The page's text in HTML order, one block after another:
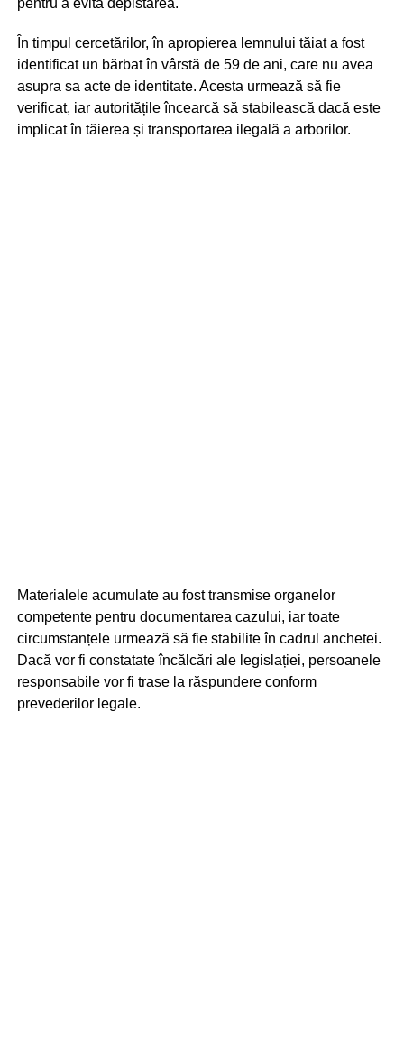
pentru a evita depistarea.
În timpul cercetărilor, în apropierea lemnului tăiat a fost
identificat un bărbat în vârstă de 59 de ani, care nu avea
asupra sa acte de identitate. Acesta urmează să fie
verificat, iar autoritățile încearcă să stabilească dacă este
implicat în tăierea și transportarea ilegală a arborilor.
Materialele acumulate au fost transmise organelor
competente pentru documentarea cazului, iar toate
circumstanțele urmează să fie stabilite în cadrul anchetei.
Dacă vor fi constatate încălcări ale legislației, persoanele
responsabile vor fi trase la răspundere conform
prevederilor legale.